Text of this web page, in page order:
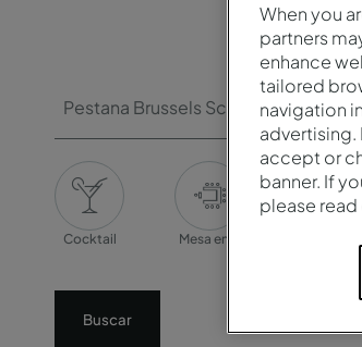
Pestana Brussels Schuman
Cocktail Mesa en U
Buscar
When you
partners
enhance
tailored
navigation
advertising.
accept or
banner. If
please read